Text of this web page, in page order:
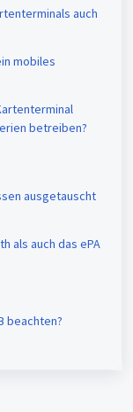
auch
mobiles
betreiben?
ausgetauscht
als auch das ePA
beachten?